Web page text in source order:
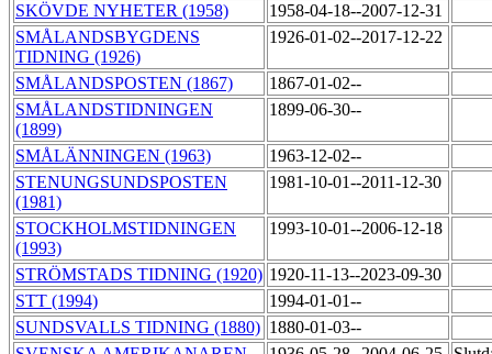
SKÖVDE NYHETER (1958)
1958-04-18--2007-12-31
SMÅLANDSBYGDENS
TIDNING (1926)
1926-01-02--2017-12-22
SMÅLANDSPOSTEN (1867)
1867-01-02--
SMÅLANDSTIDNINGEN
(1899)
1899-06-30--
SMÅLÄNNINGEN (1963)
1963-12-02--
STENUNGSUNDSPOSTEN
(1981)
1981-10-01--2011-12-30
STOCKHOLMSTIDNINGEN
(1993)
1993-10-01--2006-12-18
STRÖMSTADS TIDNING (1920) 1920-11-13--2023-09-30
STT (1994)
1994-01-01--
SUNDSVALLS TIDNING (1880) 1880-01-03--